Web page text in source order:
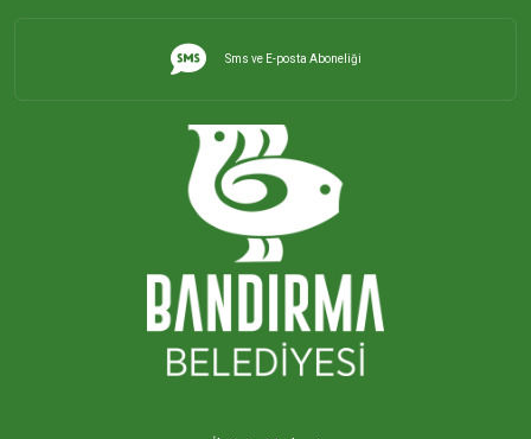
KÜLEFLİ MAHALLESİ
LEVENT MAHALLESİ
MAHBUBELER MAHALLESİ
MİSAKÇA MAHALLESİ
ORHANİYE MAHALLESİ
Sms ve E-posta Aboneliği